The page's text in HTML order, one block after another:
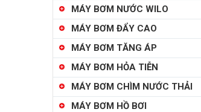
MÁY BƠM NƯỚC WILO
MÁY BƠM ĐẨY CAO
MÁY BƠM TĂNG ÁP
MÁY BƠM HỎA TIỄN
MÁY BƠM CHÌM NƯỚC THẢI
MÁY BƠM HỒ BƠI